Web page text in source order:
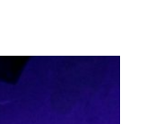
Osterfest,